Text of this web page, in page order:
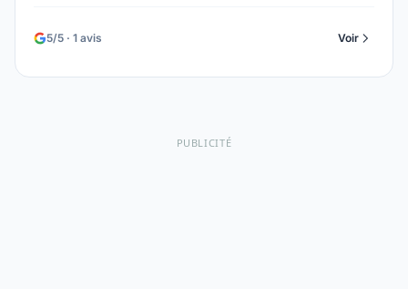
5/5 · 1 avis Voir
PUBLICITÉ